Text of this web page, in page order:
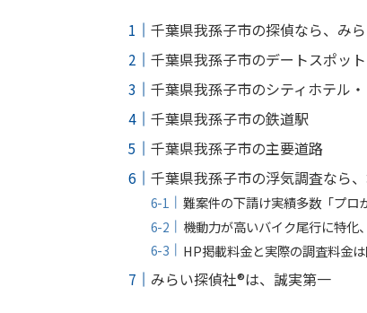
千葉県我孫子市の探偵なら、み
千葉県我孫子市のデートスポッ
千葉県我孫子市のシティホテル
千葉県我孫子市の鉄道駅
千葉県我孫子市の主要道路
千葉県我孫子市の浮気調査なら
難案件の下請け実績多数「プロ
機動力が高いバイク尾行に特化
HP掲載料金と実際の調査料金
みらい探偵社®︎は、誠実第一